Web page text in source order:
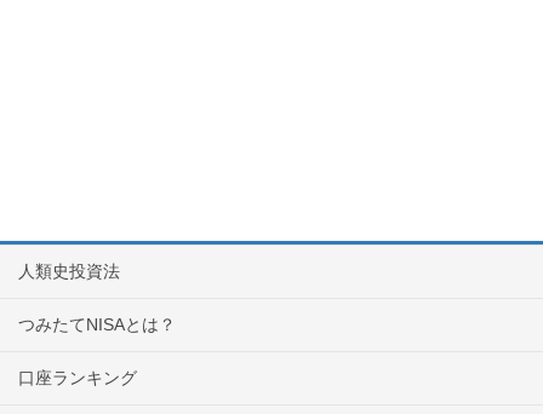
人類史投資法
つみたてNISAとは？
口座ランキング